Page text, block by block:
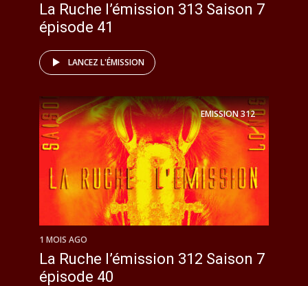
La Ruche l’émission 313 Saison 7
épisode 41
LANCEZ L'ÉMISSION
EMISSION312
1 MOIS AGO
La Ruche l’émission 312 Saison 7
épisode 40